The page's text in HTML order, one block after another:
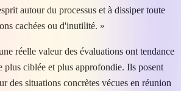
autour du processus et à dissiper toute
cachées ou d'inutilité. »
réelle valeur des évaluations ont tendance
plus ciblée et plus approfondie. Ils posent
des situations concrètes vécues en réunion